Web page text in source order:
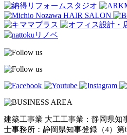
建築工事業 大工工事業：静岡県
士事務所：静岡県知事登録（4）第